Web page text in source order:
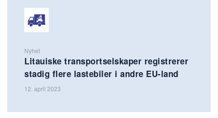
Nyhet
Litauiske transportselskaper registrerer
stadig flere lastebiler i andre EU-land
12. april 2023